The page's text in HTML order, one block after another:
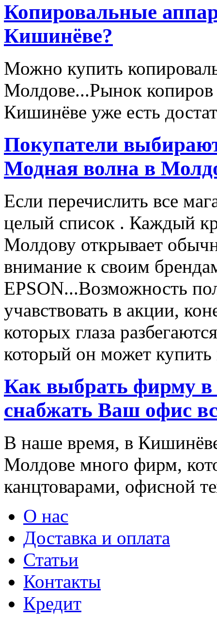
Копировальные
Кишинёве?
Можно купить
Молдове...Рынок
Кишинёве уже есть
Покупатели
Модная волна в
Если перечислить все
целый список . Каждый
Молдову открывает
внимание к своим
EPSON...Возможность
учавствовать в акции,
которых глаза
который он может купить
Как выбрать фирму в
снабжать Ваш офис
В наше время, в
Молдове много фирм,
канцтоварами, офисной
О нас
Доставка и оплата
Статьи
Контакты
Кредит